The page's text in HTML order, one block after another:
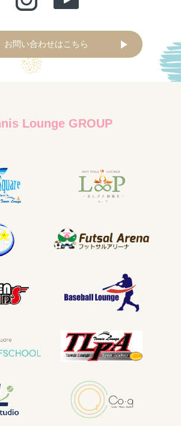
お問い合わせはこちら
Lounge GROUP